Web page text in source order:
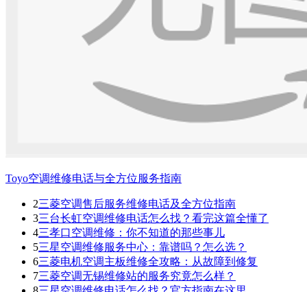
Toyo空调维修电话与全方位服务指南
2三菱空调售后服务维修电话及全方位指南
3三台长虹空调维修电话怎么找？看完这篇全懂了
4三孝口空调维修：你不知道的那些事儿
5三星空调维修服务中心：靠谱吗？怎么选？
6三菱电机空调主板维修全攻略：从故障到修复
7三菱空调无锡维修站的服务究竟怎么样？